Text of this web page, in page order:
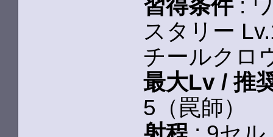
習得条件:
スタリー
チールクロ
最大Lv / 推
5（罠師）